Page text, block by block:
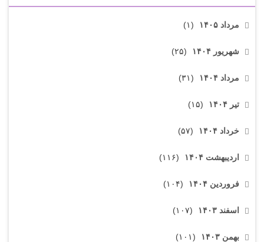
مرداد ۱۴۰۵ (۱)
شهریور ۱۴۰۴ (۲۵)
مرداد ۱۴۰۴ (۳۱)
تیر ۱۴۰۴ (۱۵)
خرداد ۱۴۰۴ (۵۷)
اردیبهشت ۱۴۰۴ (۱۱۶)
فروردین ۱۴۰۴ (۱۰۴)
اسفند ۱۴۰۳ (۱۰۷)
بهمن ۱۴۰۳ (۱۰۱)